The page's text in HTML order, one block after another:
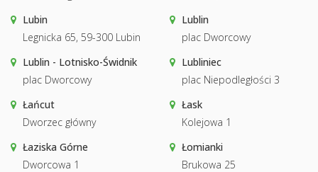
Lubin
Legnicka 65, 59-300 Lubin
Lublin
plac Dworcowy
Lublin - Lotnisko-Świdnik
plac Dworcowy
Lubliniec
plac Niepodległości 3
Łańcut
Dworzec główny
Łask
Kolejowa 1
Łaziska Górne
Dworcowa 1
Łomianki
Brukowa 25